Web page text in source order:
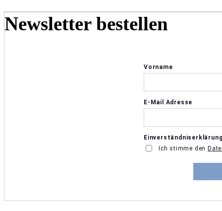
Newsletter bestellen